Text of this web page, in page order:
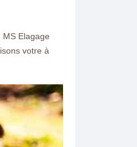
MS Elagage
votre à